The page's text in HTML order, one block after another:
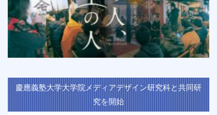
慶應義塾大学大学院メディアデザイン研究科と共同研
究を開始